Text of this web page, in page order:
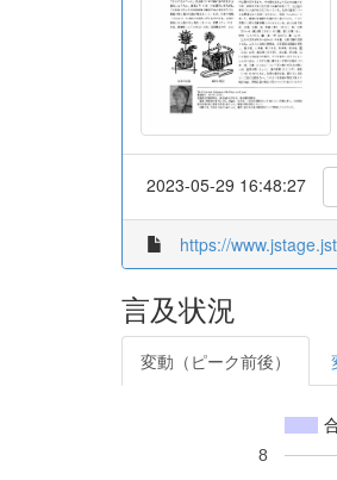
2023-05-29 16:48:27
https://
言及状況
変動（ピーク前後）
8